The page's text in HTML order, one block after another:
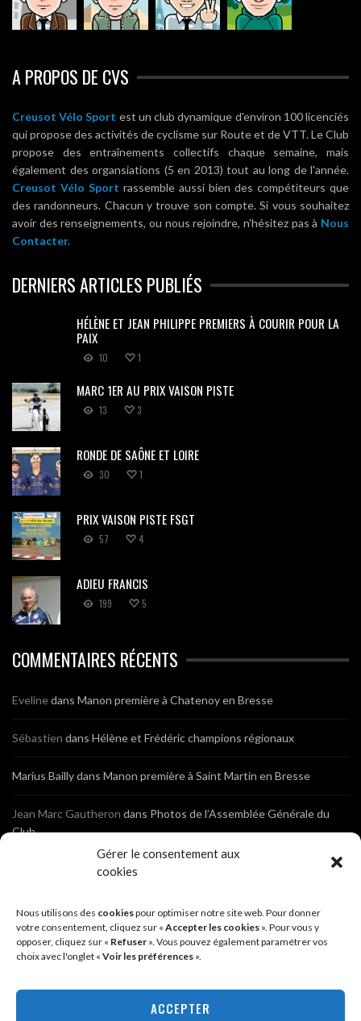
Gérer le consentement aux
cookies
Nous utilisons des cookiespour optimiser notre site web. Pour donner
votre consentement, cliquez sur « Accepter les cookies ». Pour vous y
opposer, cliquez sur « Refuser ». Vous pouvez également paramétrer vos
choix avec l'onglet « Voir les préférences ».
ACCEPTER
A PROPOS DE CVS
Creusot Vélo Sport est un club dynamique d'environ 100 licenciés
qui propose des activités de cyclisme sur Route et de VTT. Le Club
propose des entraînements collectifs chaque semaine, mais
également des organsiations (5 en 2013) tout au long de l'année.
Creusot Vélo Sport rassemble aussi bien des compétiteurs que
des randonneurs. Chacun y trouve son compte. Si vous souhaitez
avoir des renseignements, ou nous rejoindre, n'hésitez pas à Nous
Contacter.
DERNIERS ARTICLES PUBLIÉS
HÉLÈNE ET JEAN PHILIPPE PREMIERS À COURIR POUR LA
PAIX
10 1
MARC 1ER AU PRIX VAISON PISTE
13 3
RONDE DE SAÔNE ET LOIRE
30 1
PRIX VAISON PISTE FSGT
57 4
ADIEU FRANCIS
199 5
COMMENTAIRES RÉCENTS
Evelinedans Manon première à Chatenoy en Bresse
Sébastien dans Hélène et Frédéric champions régionaux
Marius Baillydans Manon première à Saint Martin en Bresse
Jean Marc Gautheron dans Photos de l’Assemblée Générale du
Club
Photos de l’Assemblée Générale du Club
Sébastien dans Cyclocross de Brochon (21)
Breniauxdans Cyclocross de Brochon (21)